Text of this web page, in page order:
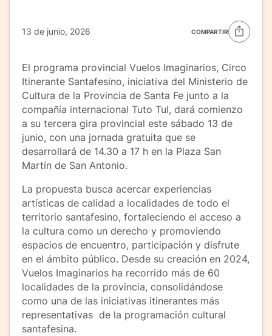
13 de junio, 2026 COMPARTIR
El programa provincial Vuelos Imaginarios, Circo
Itinerante Santafesino, iniciativa del Ministerio de
Cultura de la Provincia de Santa Fe junto a la
compañía internacional Tuto Tul, dará comienzo
a su tercera gira provincial este sábado 13 de
junio, con una jornada gratuita que se
desarrollará de 14.30 a 17 h en la Plaza San
Martín de San Antonio.
La propuesta busca acercar experiencias
artísticas de calidad a localidades de todo el
territorio santafesino, fortaleciendo el acceso a
la cultura como un derecho y promoviendo
espacios de encuentro, participación y disfrute
en el ámbito público. Desde su creación en 2024,
Vuelos Imaginarios ha recorrido más de 60
localidades de la provincia, consolidándose
como una de las iniciativas itinerantes más
representativas de la programación cultural
santafesina.